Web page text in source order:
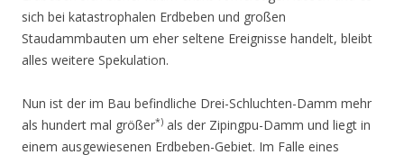
sich bei katastrophalen Erdbeben und großen
Staudammbauten um eher seltene Ereignisse handelt, bleibt
alles weitere Spekulation.
Nun ist der im Bau befindliche Drei-Schluchten-Damm mehr
als hundert mal größer*) als der Zipingpu-Damm und liegt in
einem ausgewiesenen Erdbeben-Gebiet. Im Falle eines